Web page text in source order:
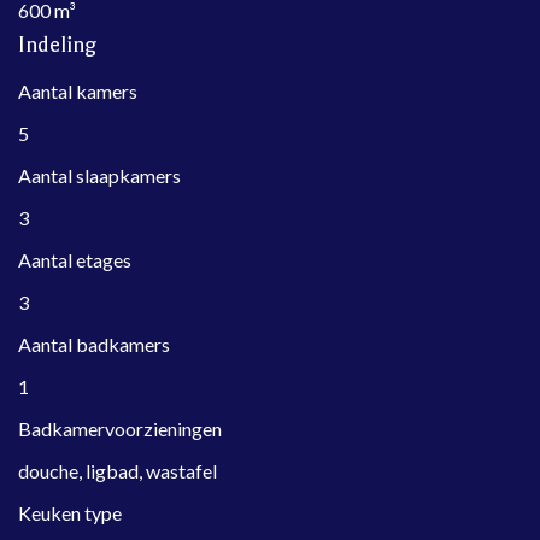
600 m³
Indeling
Aantal kamers
5
Aantal slaapkamers
3
Aantal etages
3
Aantal badkamers
1
Badkamervoorzieningen
douche, ligbad, wastafel
Keuken type